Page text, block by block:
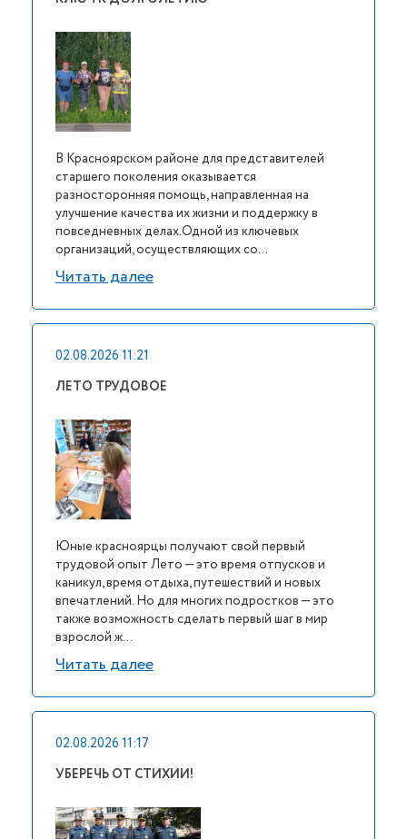
В Красноярском районе для представителей
старшего поколения оказывается
разносторонняя помощь, направленная на
улучшение качества их жизни и поддержку в
повседневных делах.Одной из ключевых
организаций, осуществляющих со...
Читать далее
02.08.2026 11:21
ЛЕТО ТРУДОВОЕ
Юные красноярцы получают свой первый
трудовой опыт Лето — это время отпусков и
каникул, время отдыха, путешествий и новых
впечатлений. Но для многих подростков — это
также возможность сделать первый шаг в мир
взрослой ж...
Читать далее
02.08.2026 11:17
УБЕРЕЧЬ ОТ СТИХИИ!